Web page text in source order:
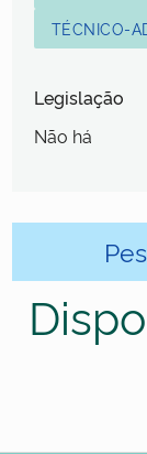
TÉCNICO-
Legislação
Não há